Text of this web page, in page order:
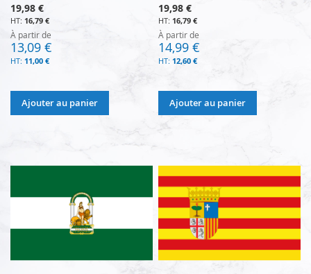
19,98 €
16,79 €
À partir de
13,09 €
11,00 €
Ajouter au panier
19,98 €
16,79 €
À partir de
14,99 €
12,60 €
Ajouter au panier